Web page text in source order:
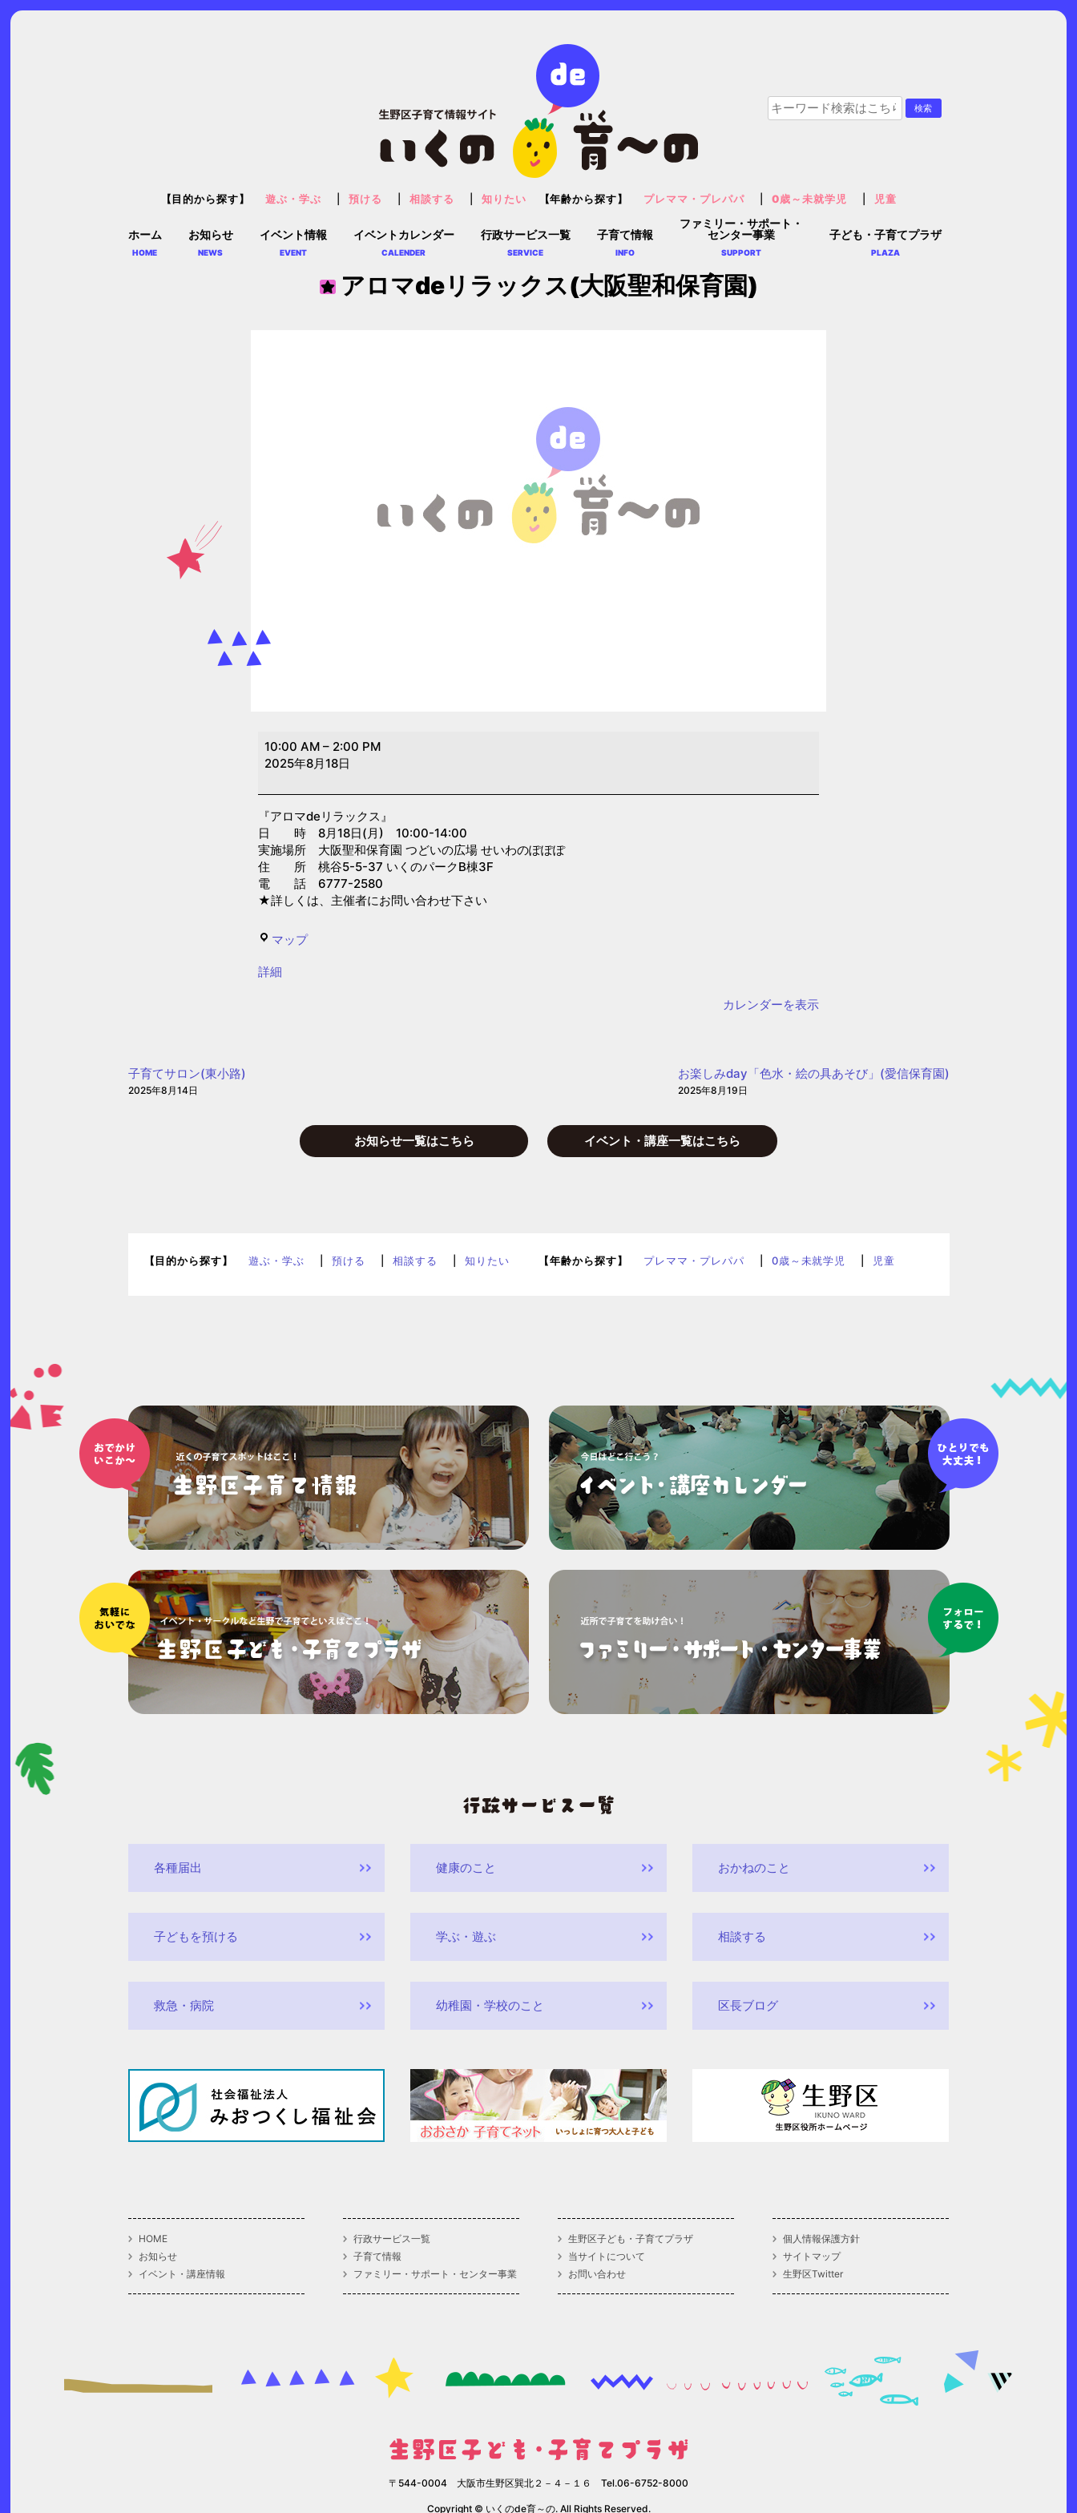
ホーム
HOME
お知らせ
NEWS
イベント情報
EVENT
イベントカレンダー
CALENDER
行政サービス一覧
SERVICE
子育て情報
INFO
ファミリー・サポート・
センター事業
SUPPORT
子ども・子育てプラザ
PLAZA
【目的から探す】 遊ぶ・学ぶ 預ける 相談する 知りたい 【年齢から探す】 プレママ・プレパパ 0歳～未就学児 児童
アロマdeリラックス(大阪聖和保育園)
ア
ロ
リ
ラ
ッ
ク
ス
聖
10:00 AM – 2:00 PM
2025年8月18日
『アロマdeリラックス』
日 時 8月18日(月) 10:00-14:00
実施場所 大阪聖和保育園 つどいの広場 せいわのぽぽぽ
住 所 桃谷5-5-37 いくのパークB棟3F
電 話 6777-2580
★詳しくは、主催者にお問い合わせ下さい
マップせ
{title}
詳細
カレンダーを表示
子育てサロン(東小路)
2025年8月14日
お楽しみday「色水・絵の具あそび」(愛信保育園)
2025年8月19日
お知らせ一覧はこちら イベント・講座一覧はこちら
【目的から探す】 遊ぶ・学ぶ 預ける 相談する 知りたい 【年齢から探す】 プレママ・プレパパ 0歳～未就学児 児童
各種届出 健康のこと おかねのこと
子どもを預ける 学ぶ・遊ぶ 相談する
救急・病院 幼稚園・学校のこと 区長ブログ
HOME
お知らせ
イベント・講座情報
行政サービス一覧
子育て情報
ファミリー・サポート・センター事業
生野区子ども・子育てプラザ
当サイトについて
お問い合わせ
個人情報保護方針
サイトマップ
生野区Twitter
〒544-0004 大阪市生野区巽北２－４－１６ Tel.06-6752-8000
Copyright © いくのde育～の. All Rights Reserved.